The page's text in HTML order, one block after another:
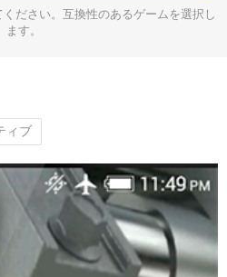
ださい。互換性のあるゲームを選択し
ます。
ィブ